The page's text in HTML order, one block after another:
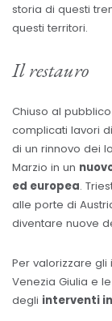
storia di questi
questi territori.
Il restauro
Chiuso al
complicati lavori
di un rinnovo dei
Marzio in un
ed europea.
alle porte di
diventare nuove
Per valorizzare gli
Venezia Giulia e
degli interventi